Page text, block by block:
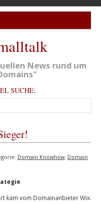
News rund um
SUCHE:
Domain Knowhow, Domain
kam vom Domainanbieter Wix.